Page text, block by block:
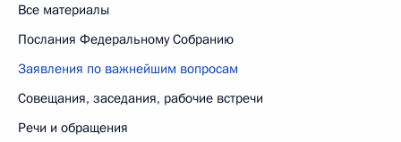
Все материалы
Послания Федеральному Собранию
Заявления по важнейшим вопросам
Совещания, заседания, рабочие встречи
Речи и обращения